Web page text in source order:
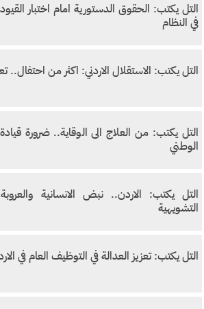
التل يكتب: الحقوق الدستورية امام اختبار
في النظام
التل يكتب: الاستقلال الاردني: اكثر من احتفال..
التل يكتب: من العلاج الى الوقاية.. ضرورة
الوطني
التل يكتب: الاردن.. نبض الانسانية
التشويهية
التل يكتب: تعزيز العدالة في التوظيف العام في